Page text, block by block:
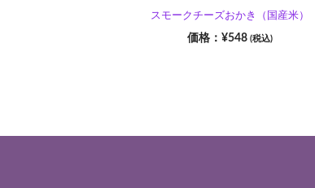
スモークチーズおかき（国産米）
¥548 (税込)